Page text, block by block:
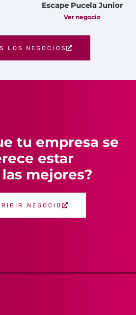
Escape Pucela Junior
Ver negocio
LOS NEGOCIOS
tu empresa se
estar
mejores?
NEGOCIO